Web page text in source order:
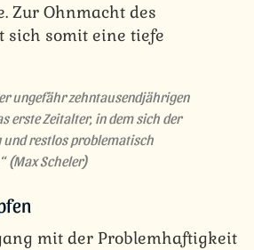
Zur Ohnmacht des
sich somit eine tiefe
ungefähr zehntausendjährigen
erste Zeitalter, in dem sich der
und restlos problematisch
(Max Scheler)
mit der Problemhaftigkeit